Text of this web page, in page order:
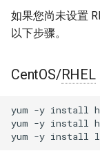
accept-language
access-control
acme
ajp
array-var
Plesk 控制面板的
ea-nginx 变成性
大工具
如果您尚未设置
以下步骤。
CentOS/RHEL
yum -y install
yum -y install
yum -y install